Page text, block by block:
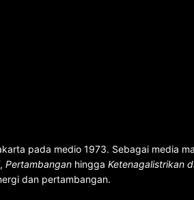
pada medio 1973. Sebagai media
, Pertambangan hingga Ketenagalistrikan
dan pertambangan.